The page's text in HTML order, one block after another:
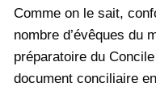
Comme on le sait,
nombre d’évêques du
préparatoire du
document conciliaire